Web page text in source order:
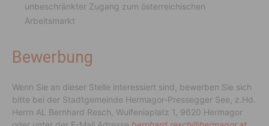
unbeschränkter Zugang zum österreichischen
Arbeitsmarkt
Bewerbung
Wenn Sie an dieser Stelle interessiert sind, bewerben Sie sich
bitte bei der Stadtgemeinde Hermagor-Pressegger See, z.Hd.
Herrn AL Bernhard Resch, Wulfeniaplatz 1, 9620 Hermagor